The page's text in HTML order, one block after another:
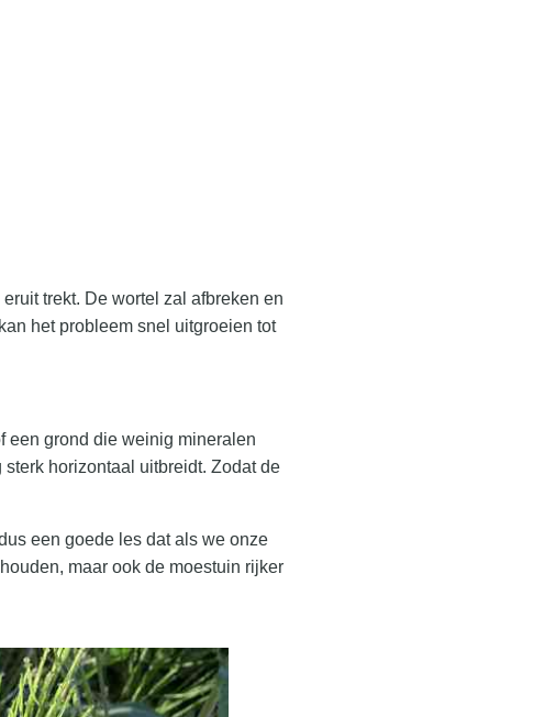
trekt. De wortel zal afbreken en
het probleem snel uitgroeien tot
een grond die weinig mineralen
horizontaal uitbreidt. Zodat de
een goede les dat als we onze
maar ook de moestuin rijker